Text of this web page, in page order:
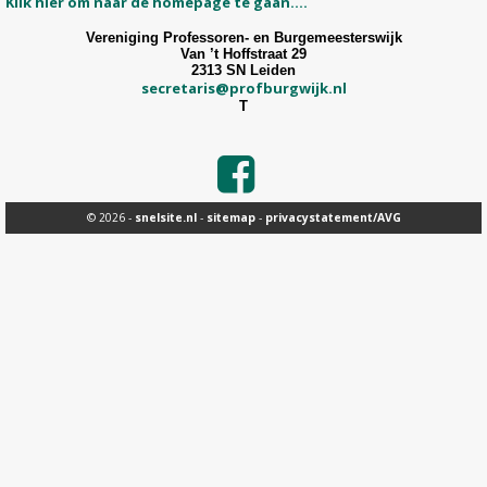
Vereniging Professoren- en Burgemeesterswijk
Van ’t Hoffstraat 29
2313 SN Leiden
secretaris@profburgwijk.nl
T
© 2026 - snelsite.nl- sitemap- privacystatement/AVG